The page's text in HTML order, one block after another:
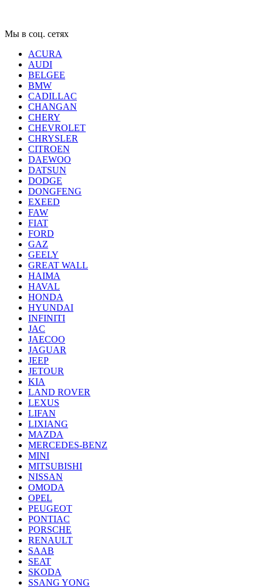
Мы в соц. сетях
ACURA
AUDI
BELGEE
BMW
CADILLAC
CHANGAN
CHERY
CHEVROLET
CHRYSLER
CITROEN
DAEWOO
DATSUN
DODGE
DONGFENG
EXEED
FAW
FIAT
FORD
GAZ
GEELY
GREAT WALL
HAIMA
HAVAL
HONDA
HYUNDAI
INFINITI
JAC
JAECOO
JAGUAR
JEEP
JETOUR
KIA
LAND ROVER
LEXUS
LIFAN
LIXIANG
MAZDA
MERCEDES-BENZ
MINI
MITSUBISHI
NISSAN
OMODA
OPEL
PEUGEOT
PONTIAC
PORSCHE
RENAULT
SAAB
SEAT
SKODA
SSANG YONG